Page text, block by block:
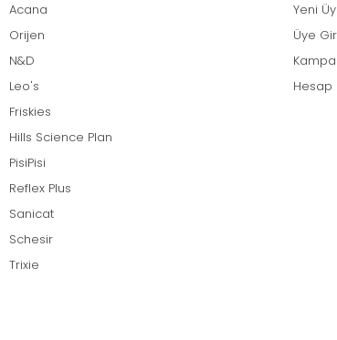
Acana
Orijen
N&D
Leo's
Friskies
Hills Science Plan
PisiPisi
Reflex Plus
Sanicat
Schesir
Trixie
Yeni
Üye
Hesap